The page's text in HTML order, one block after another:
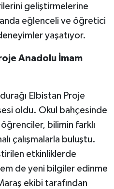
geliştirmelerine
eğlenceli ve öğretici
yaşatıyor.
Anadolu İmam
Elbistan Proje
oldu. Okul bahçesinde
bilimin farklı
çalışmalarla buluştu.
etkinliklerde
de yeni bilgiler edinme
ekibi tarafından